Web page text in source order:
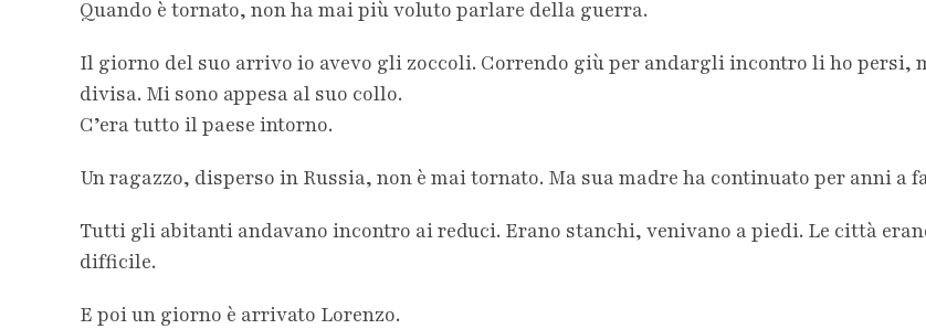
Quando è tornato, non ha mai più voluto parlare della guerra.
Il giorno del suo arrivo io avevo gli zoccoli. Correndo giù per andargli incontro li ho persi,
divisa. Mi sono appesa al suo collo.
C’era tutto il paese intorno.
Un ragazzo, disperso in Russia, non è mai tornato. Ma sua madre ha continuato per anni a
Tutti gli abitanti andavano incontro ai reduci. Erano stanchi, venivano a piedi. Le città
difficile.
E poi un giorno è arrivato Lorenzo.